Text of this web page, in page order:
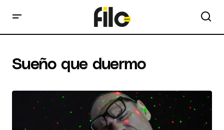
Sueño que duermo